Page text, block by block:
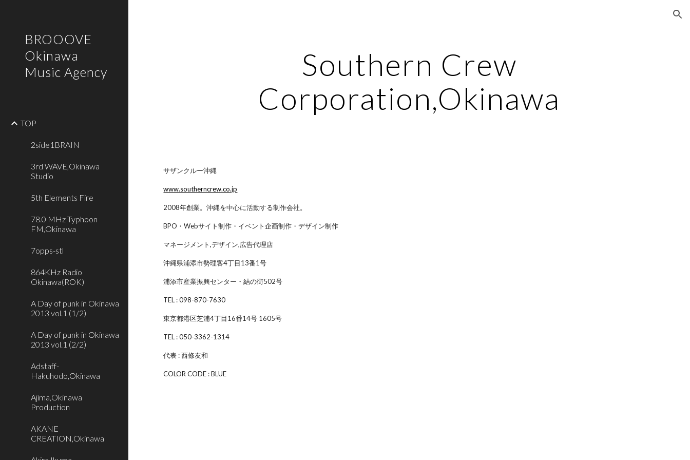
BROOOVE
Okinawa
Music Agency
TOP
2side1BRAIN
3rd WAVE,Okinawa
Studio
5th Elements Fire
78.0 MHz Typhoon
FM,Okinawa
7opps-stl
864KHz Radio
Okinawa(ROK)
A Day of punk in Okinawa
2013 vol.1 (1/2)
A Day of punk in Okinawa
2013 vol.1 (2/2)
Adstaff-
Hakuhodo,Okinawa
Ajima,Okinawa
Production
AKANE
CREATION,Okinawa
Southern Crew
Corporation,Okinawa
サザンクルー沖縄
www.southerncrew.co.jp
2008年創業。沖縄を中心に活動する制作会社。
BPO・Webサイト制作・イベント企画制作・デザイン制作
マネージメント,デザイン,広告代理店
沖縄県浦添市勢理客4丁目13番1号
浦添市産業振興センター・結の街502号
TEL : 098-870-7630
東京都港区芝浦4丁目16番14号 1605号
TEL : 050-3362-1314
代表 : 西條友和
COLOR CODE : BLUE